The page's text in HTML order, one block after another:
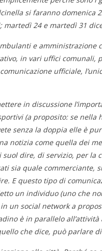
si faranno domenica
martedì 24 e martedì 31
e amministrazione
in vari uffici comunali,
ufficiale,
in discussione
(a proposito: se nella
senza la doppia elle è
notizia come quella dei
suol dire, di servizio, per
sia quale commerciante,
E questo tipo di
un individuo (uno che
un social network a
è in parallelo
che dice, può parlare